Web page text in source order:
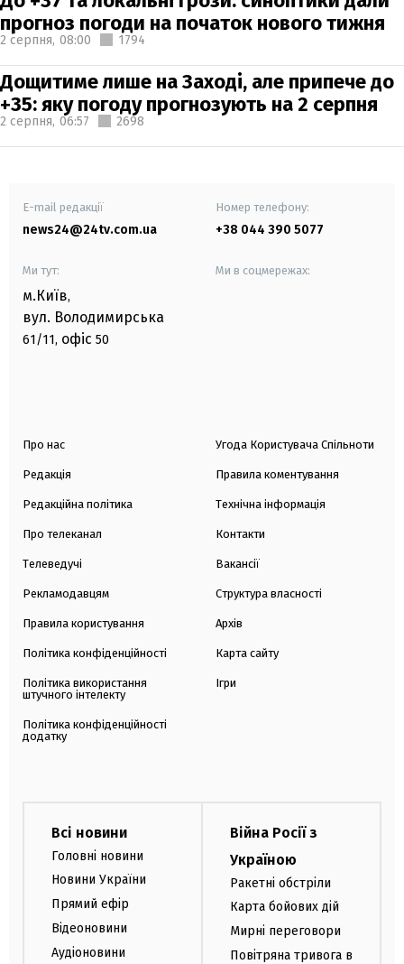
прогноз погоди на початок нового тижня
2 серпня, 08:00 1794
Дощитиме лише на Заході, але припече до
+35: яку погоду прогнозують на 2 серпня
2 серпня, 06:57 2698
E-mail редакції
news24@24tv.com.ua
Номер телефону:
+38 044 390 5077
Ми тут:
м.Київ,
вул. Володимирська
61/11, офіс 50
Ми в соцмережах:
Про нас
Редакція
Редакційна політика
Про телеканал
Телеведучі
Рекламодавцям
Правила користування
Політика конфіденційності
Політика використання
штучного інтелекту
Політика конфіденційності
додатку
Угода Користувача Спільноти
Правила коментування
Технічна інформація
Контакти
Вакансії
Структура власності
Архів
Карта сайту
Ігри
Всі новини
Головні новини
Новини України
Прямий ефір
Відеоновини
Аудіоновини
Війна Росії з
Україною
Ракетні обстріли
Карта бойових дій
Мирні переговори
Повітряна тривога в